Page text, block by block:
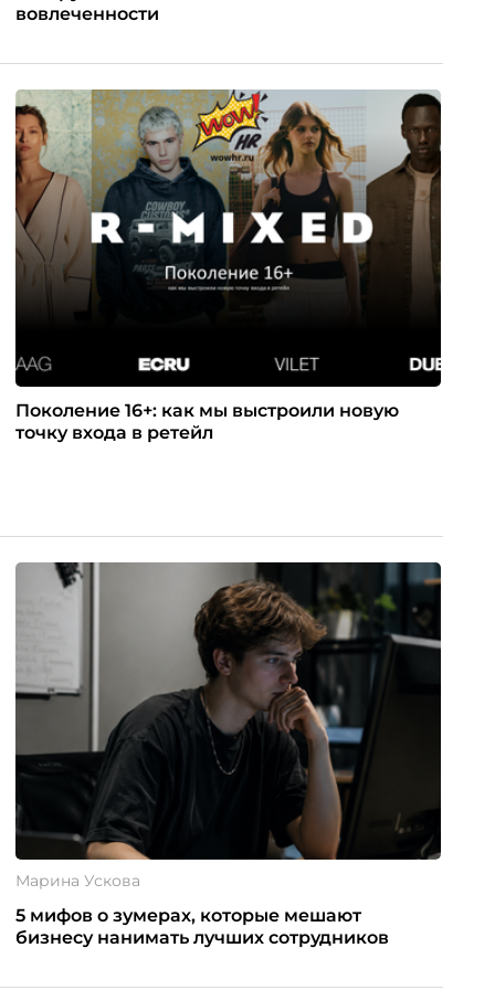
вовлеченности
Поколение 16+: как мы выстроили новую
точку входа в ретейл
Марина Ускова
5 мифов о зумерах, которые мешают
бизнесу нанимать лучших сотрудников